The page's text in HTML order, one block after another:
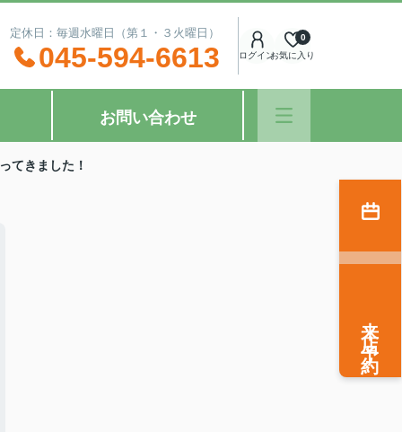
休日：毎週水曜日（第１・３火曜日）
045-594-6613 ログインお気に入り
0
お問い合わせ
てきました！
来店予約